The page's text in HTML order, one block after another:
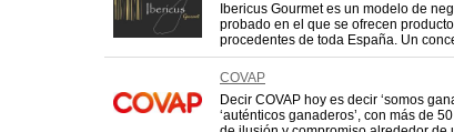
Ibericus Gourmet es un modelo de
probado en el que se ofrecen
procedentes de toda España. Un
COVAP
Decir COVAP hoy es decir ‘somos
‘auténticos ganaderos’, con más de